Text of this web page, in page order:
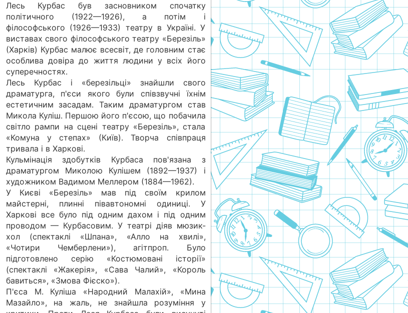
Лесь Курбас був засновником спочатку
політичного (1922—1926), а потім і
філософського (1926—1933) театру в Україні. У
виставах свого філософського театру «Березіль»
(Харків) Курбас малює всесвіт, де головним стає
особлива довіра до життя людини у всіх його
суперечностях.
Лесь Курбас і «березільці» знайшли свого
драматурга, п'єси якого були співзвучні їхнім
естетичним засадам. Таким драматургом став
Микола Куліш. Першою його п'єсою, що побачила
світло рампи на сцені театру «Березіль», стала
«Комуна у степах» (Київ). Творча співпраця
тривала і в Харкові.
Кульмінація здобутків Курбаса пов'язана з
драматургом Миколою Кулішем (1892—1937) і
художником Вадимом Меллером (1884—1962).
У Києві «Березіль» мав під своїм крилом
майстерні, плинні півавтономні одиниці. У
Харкові все було під одним дахом і під одним
проводом — Курбасовим. У театрі діяв мюзик-
хол (спектаклі «Шпана», «Алло на хвилі»,
«Чотири Чемберлени»), агітпроп. Було
підготовлено серію «Костюмовані історії»
(спектаклі «Жакерія», «Сава Чалий», «Король
бавиться», «Змова Фієско»).
П'єса М. Куліша «Народний Малахій», «Мина
Мазайло», на жаль, не знайшла розуміння у